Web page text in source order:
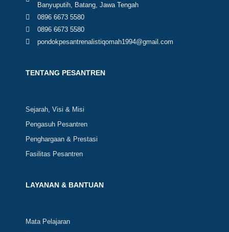
Banyuputih, Batang, Jawa Tengah
0896 6673 5580
0896 6673 5580
pondokpesantrenalistiqomah1994@gmail.com
TENTANG PESANTREN
Sejarah, Visi & Misi
Pengasuh Pesantren
Penghargaan & Prestasi
Fasilitas Pesantren
LAYANAN & BANTUAN
Mata Pelajaran